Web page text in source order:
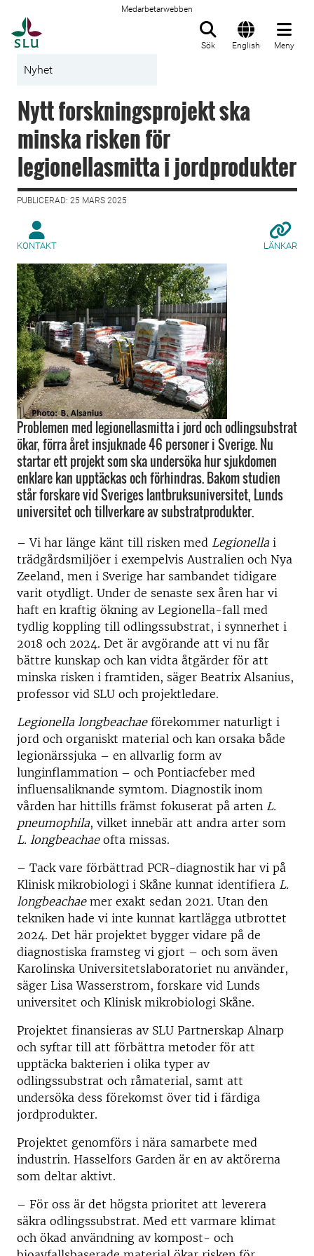
Medarbetarwebben
Sök English Meny
Nyhet
Nytt forskningsprojekt ska
minska risken för
legionellasmitta i jordprodukter
PUBLICERAD: 25 MARS 2025
KONTAKT LÄNKAR
Problemen med legionellasmitta i jord och odlingsubstrat
ökar, förra året insjuknade 46 personer i Sverige. Nu
startar ett projekt som ska undersöka hur sjukdomen
enklare kan upptäckas och förhindras. Bakom studien
står forskare vid Sveriges lantbruksuniversitet, Lunds
universitet och tillverkare av substratprodukter.
– Vi har länge känt till risken med Legionellai
trädgårdsmiljöer i exempelvis Australien och Nya
Zeeland, men i Sverige har sambandet tidigare
varit otydligt. Under de senaste sex åren har vi
haft en kraftig ökning av Legionella-fall med
tydlig koppling till odlingssubstrat, i synnerhet i
2018 och 2024. Det är avgörande att vi nu får
bättre kunskap och kan vidta åtgärder för att
minska risken i framtiden, säger Beatrix Alsanius,
professor vid SLU och projektledare.
Legionella longbeachaeförekommer naturligt i
jord och organiskt material och kan orsaka både
legionärssjuka – en allvarlig form av
lunginflammation – och Pontiacfeber med
influensaliknande symtom. Diagnostik inom
vården har hittills främst fokuserat på arten L.
pneumophila, vilket innebär att andra arter som
L. longbeachaeofta missas.
– Tack vare förbättrad PCR-diagnostik har vi på
Klinisk mikrobiologi i Skåne kunnat identifiera L.
longbeachaemer exakt sedan 2021. Utan den
tekniken hade vi inte kunnat kartlägga utbrottet
2024. Det här projektet bygger vidare på de
diagnostiska framsteg vi gjort – och som även
Karolinska Universitetslaboratoriet nu använder,
säger Lisa Wasserstrom, forskare vid Lunds
universitet och Klinisk mikrobiologi Skåne.
Projektet finansieras av SLU Partnerskap Alnarp
och syftar till att förbättra metoder för att
upptäcka bakterien i olika typer av
odlingssubstrat och råmaterial, samt att
undersöka dess förekomst över tid i färdiga
jordprodukter.
Projektet genomförs i nära samarbete med
industrin. Hasselfors Garden är en av aktörerna
som deltar aktivt.
– För oss är det högsta prioritet att leverera
säkra odlingssubstrat. Med ett varmare klimat
och ökad användning av kompost- och